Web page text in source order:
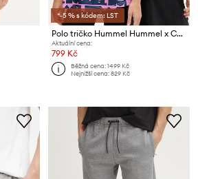
*-5 % s kódem: LST
Polo tričko Hummel Hummel x Community Love
Aktuální cena:
799 Kč
Běžná cena:1499 Kč
Nejnižší cena:829 Kč